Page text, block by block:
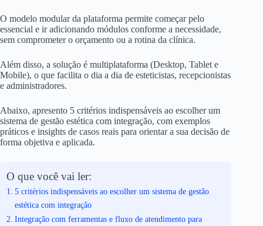
O modelo modular da plataforma permite começar pelo
essencial e ir adicionando módulos conforme a necessidade,
sem comprometer o orçamento ou a rotina da clínica.
Além disso, a solução é multiplataforma (Desktop, Tablet e
Mobile), o que facilita o dia a dia de esteticistas, recepcionistas
e administradores.
Abaixo, apresento 5 critérios indispensáveis ao escolher um
sistema de gestão estética com integração, com exemplos
práticos e insights de casos reais para orientar a sua decisão de
forma objetiva e aplicada.
O que você vai ler:
5 critérios indispensáveis ao escolher um sistema de gestão
estética com integração
Integração com ferramentas e fluxo de atendimento para